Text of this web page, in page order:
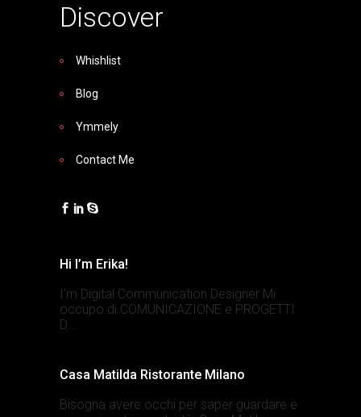
Discover
Whishlist
Blog
Ymmely
Contact Me
Hi I’m Erika!
I’m Digital Communication Designer Mi
occupo di COMUNICAZIONE e PROGETTI
D...
Casa Matilda Ristorante Milano
Bisogna avere occhi per saper guardare e